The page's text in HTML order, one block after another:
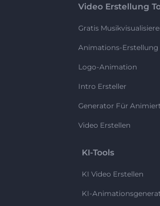
Video Erstellung
Gratis
Animations-Erstellung
Logo-Animation
Intro Ersteller
Generator Für
Video Erstellen
KI-Tools
KI Video Erstellen
KI-